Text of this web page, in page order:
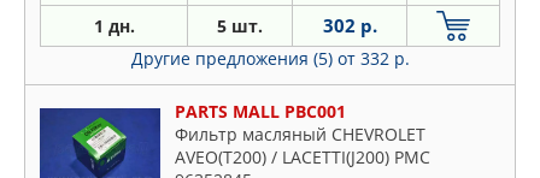
1 дн. 5 шт. 302 р.
Другие предложения (5) от 332 р.
PARTS MALL PBC001
Фильтр масляный CHEVROLET
AVEO(T200) / LACETTI(J200) PMC